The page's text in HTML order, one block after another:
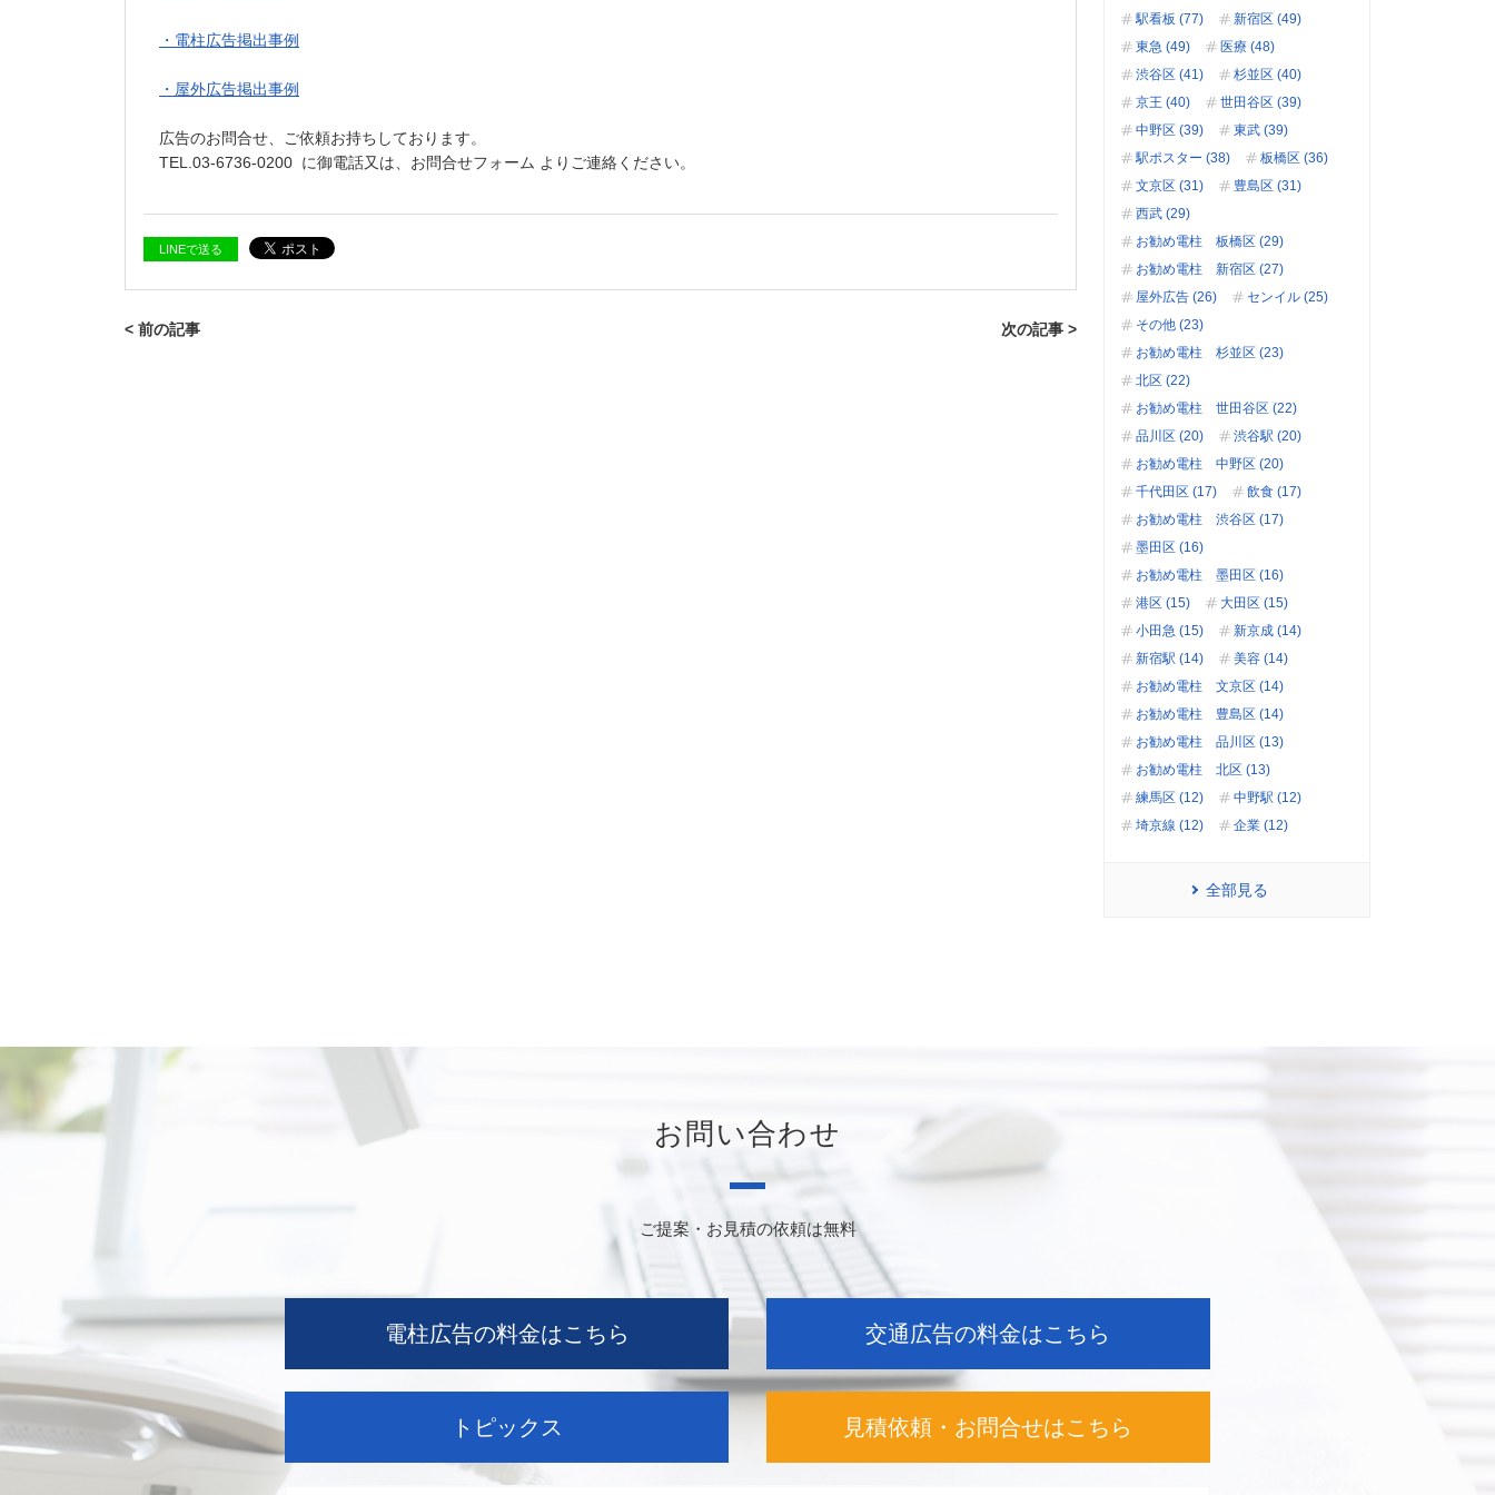
・電柱広告掲出事例
・屋外広告掲出事例
広告のお問合せ、ご依頼お持ちしております。
TEL.03-6736-0200 に御電話又は、お問合せフォーム よりご連絡ください。
LINEで送る
< 前の記事 次の記事 >
駅看板 (77)
新宿区 (49)
東急 (49)
医療 (48)
渋谷区 (41)
杉並区 (40)
京王 (40)
世田谷区 (39)
中野区 (39)
東武 (39)
駅ポスター (38)
板橋区 (36)
文京区 (31)
豊島区 (31)
西武 (29)
お勧め電柱 板橋区 (29)
お勧め電柱 新宿区 (27)
屋外広告 (26)
センイル (25)
その他 (23)
お勧め電柱 杉並区 (23)
北区 (22)
お勧め電柱 世田谷区 (22)
品川区 (20)
渋谷駅 (20)
お勧め電柱 中野区 (20)
千代田区 (17)
飲食 (17)
お勧め電柱 渋谷区 (17)
墨田区 (16)
お勧め電柱 墨田区 (16)
港区 (15)
大田区 (15)
小田急 (15)
新京成 (14)
新宿駅 (14)
美容 (14)
お勧め電柱 文京区 (14)
お勧め電柱 豊島区 (14)
お勧め電柱 品川区 (13)
お勧め電柱 北区 (13)
練馬区 (12)
中野駅 (12)
埼京線 (12)
企業 (12)
全部見る
お問い合わせ
ご提案・お見積の依頼は無料
電柱広告の料金はこちら 交通広告の料金はこちら
トピックス 見積依頼・お問合せはこちら